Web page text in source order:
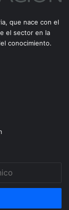
que nace con el
el sector en la
conocimiento.